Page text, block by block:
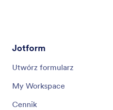
Jotform
Utwórz formularz
My Workspace
Cennik